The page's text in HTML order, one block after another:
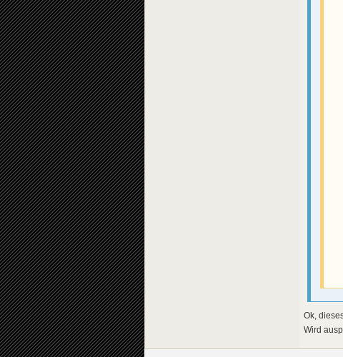
Ok,
Wird